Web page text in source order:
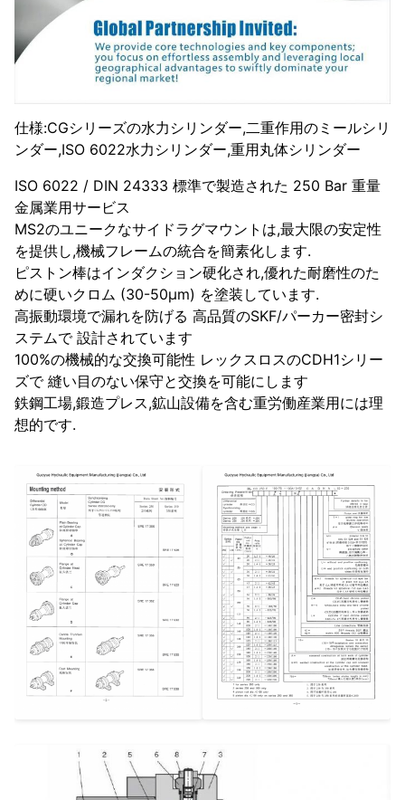
仕様:CGシリーズの水力シリンダー,二重作用のミールシリ
ンダー,ISO 6022水力シリンダー,重用丸体シリンダー
ISO 6022 / DIN 24333 標準で製造された 250 Bar 重量
金属業用サービス
MS2のユニークなサイドラグマウントは,最大限の安定性
を提供し,機械フレームの統合を簡素化します.
ピストン棒はインダクション硬化され,優れた耐磨性のた
めに硬いクロム (30-50μm) を塗装しています.
高振動環境で漏れを防げる 高品質のSKF/パーカー密封シ
ステムで 設計されています
100%の機械的な交換可能性 レックスロスのCDH1シリー
ズで 縫い目のない保守と交換を可能にします
鉄鋼工場,鍛造プレス,鉱山設備を含む重労働産業用には理
想的です.